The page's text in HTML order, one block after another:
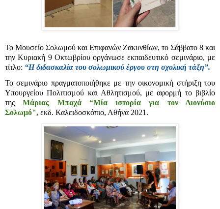
Το Μουσείο Σολωμού και Επιφανών Ζακυνθίων, το Σάββατο 8 και
την Κυριακή 9 Οκτωβρίου οργάνωσε εκπαιδευτικό σεμινάριο, με
τίτλο: “Η διδασκαλία του σολωμικού έργου στη σχολική τάξη”.
Το σεμινάριο πραγματοποιήθηκε με την οικονομική στήριξη του
Υπουργείου Πολιτισμού και Αθλητισμού, με αφορμή το βιβλίο
τηςΜάριας Μπαχά “Μία ιστορία για τον Διονύσιο
Σολωμό", εκδ. Καλειδοσκόπιο, Αθήνα 2021.